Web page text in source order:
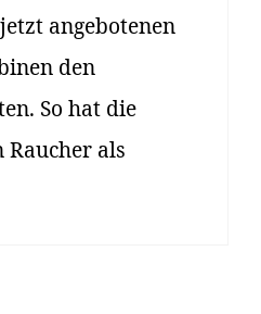
angebotenen
den
So hat die
als